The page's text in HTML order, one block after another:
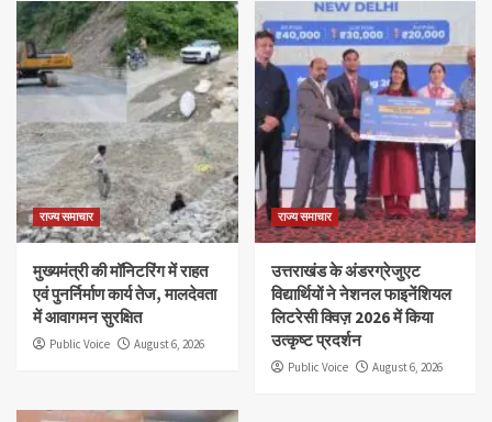
राज्य समाचार
मुख्यमंत्री की मॉनिटरिंग में राहत
एवं पुनर्निर्माण कार्य तेज, मालदेवता
में आवागमन सुरक्षित
Public Voice August 6, 2026
राज्य समाचार
उत्तराखंड के अंडरग्रेजुएट
विद्यार्थियों ने नेशनल फाइनेंशियल
लिटरेसी क्विज़ 2026 में किया
उत्कृष्ट प्रदर्शन
Public Voice August 6, 2026